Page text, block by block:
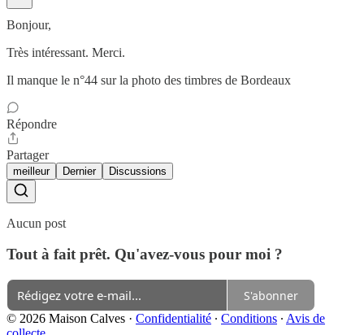
Bonjour,
Très intéressant. Merci.
Il manque le n°44 sur la photo des timbres de Bordeaux
Répondre
Partager
meilleur Dernier Discussions
Aucun post
Tout à fait prêt. Qu'avez-vous pour moi ?
S'abonner
© 2026 Maison Calves · Confidentialité ∙ Conditions ∙ Avis de